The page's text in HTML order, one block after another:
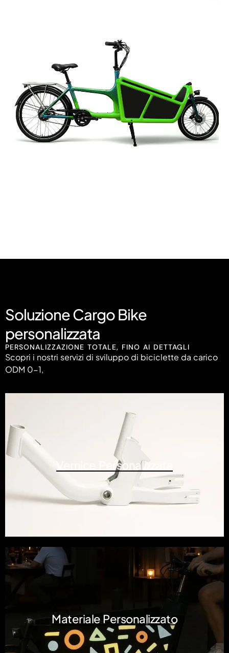
Soluzione Cargo Bike
personalizzata
PERSONALIZZAZIONE TOTALE, FINO AI DETTAGLI
Scopri i nostri servizi di sviluppo di biciclette da carico
ODM 0-1,
Vernice Personalizzata
Materiale Personalizzato